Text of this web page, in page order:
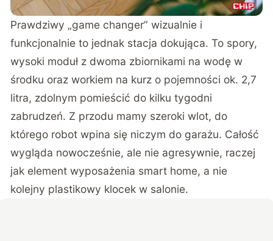
Prawdziwy „game changer” wizualnie i
funkcjonalnie to jednak stacja dokująca. To spory,
wysoki moduł z dwoma zbiornikami na wodę w
środku oraz workiem na kurz o pojemności ok. 2,7
litra, zdolnym pomieścić do kilku tygodni
zabrudzeń. Z przodu mamy szeroki wlot, do
którego robot wpina się niczym do garażu. Całość
wygląda nowocześnie, ale nie agresywnie, raczej
jak element wyposażenia smart home, a nie
kolejny plastikowy klocek w salonie.